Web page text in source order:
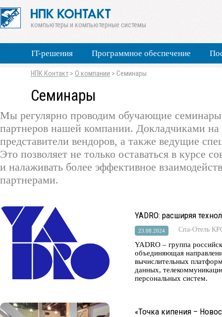
IT-решения Программное обеспечение
компьютеры и компьютерные системы
НПК Контакт > О компании > Семинары
Семинары
Мы регулярно проводим обучающие семинары
партнеров нашей компании. Докладчиками
представители вендоров, а также ведущие
Это позволяет не только оставаться в курсе
и налаживать более эффективное
партнерами.
YADRO: расширяя
23.08.2024 Спа-Отель
YADRO – группа
объединяющая
вычислительных
данных,
персональных систем.
«Точка кипения –